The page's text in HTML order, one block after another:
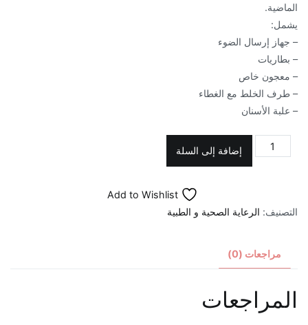
الماضية.
يشمل:
– جهاز إرسال الضوء
– بطاريات
– معجون خاص
– طرف الخلط مع الغطاء
– علبة الأسنان
كمية
نظام
وايت
إضافة إلى السلة
Add to Wishlist
التصنيف: الرعاية الصحية و الطبية
مراجعات (0)
المراجعات